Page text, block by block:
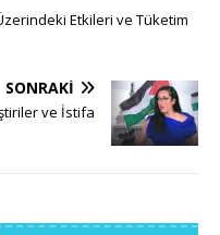
Etkileri ve Tüketim
SONRAKI
ve İstifa